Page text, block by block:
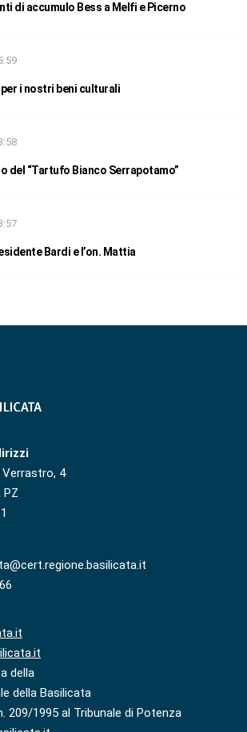
di accumulo Bess a Melfi e Picerno
i nostri beni culturali
del “Tartufo Bianco Serrapotamo”
Bardi e l’on. Mattia
4
PZ
della
della Basilicata
209/1995 al Tribunale di Potenza